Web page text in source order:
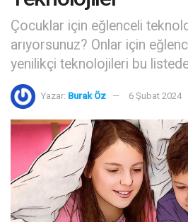
Çocuklar için eğlenceli
arıyorsunuz? Onlar için
yenilikçi teknolojileri bu
Yazar: Burak Öz 6 Şubat 2024